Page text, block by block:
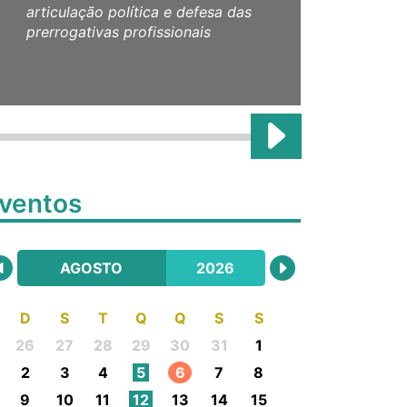
articulação política e defesa das
prerrogativas profissionais
AGOSTO 2026
D S T Q Q S
S
26
27 28 29 30 31
1
2
3 4 5 6 7
8
9
10 11 12 13 14 15